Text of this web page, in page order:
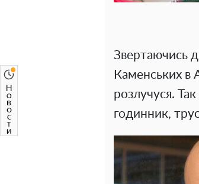
Звертаючись
Каменських в
розлучуся.
годинник,